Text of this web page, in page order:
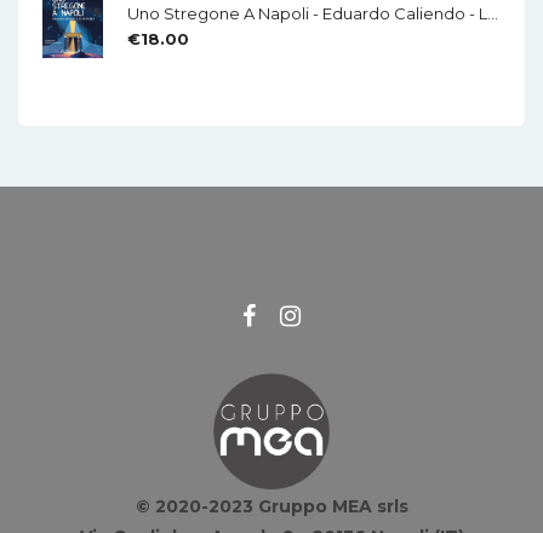
€18.00
© 2020-2023 Gruppo MEA srls